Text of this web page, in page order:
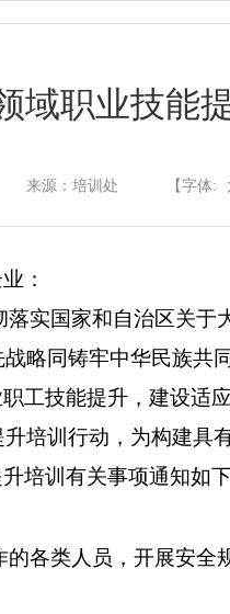
域职业技能
来源：培训处 【字体:
：
实国家和自治区关于
战略同铸牢中华民族共
工技能提升，建设适
培训行动，为构建具
培训有关事项通知如下
的各类人员 ，开展安全